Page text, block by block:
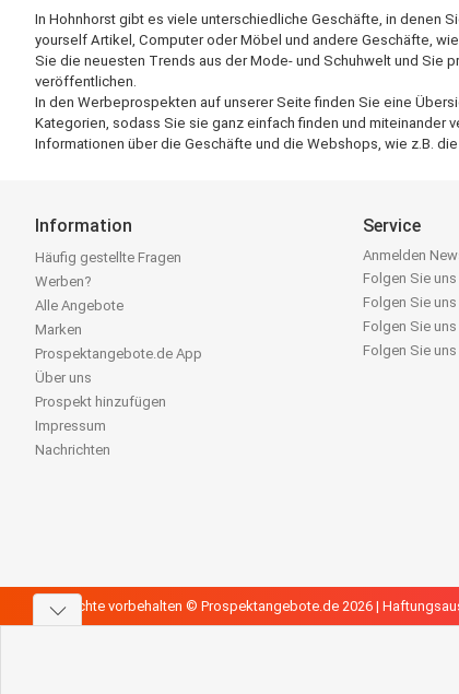
In Hohnhorst gibt es viele unterschiedliche Geschäfte, in denen
yourself Artikel, Computer oder Möbel und andere Geschäfte,
Sie die neuesten Trends aus der Mode- und Schuhwelt und Sie
veröffentlichen.
In den Werbeprospekten auf unserer Seite finden Sie eine
Kategorien, sodass Sie sie ganz einfach finden und miteinander
Informationen über die Geschäfte und die Webshops, wie z.B.
Information
Häufig gestellte Fragen
Werben?
Alle Angebote
Marken
Prospektangebote.de App
Über uns
Prospekt hinzufügen
Impressum
Nachrichten
Service
Anmelden
Folgen Sie
Folgen Sie
Folgen Sie
Folgen Sie
Alle Rechte vorbehalten © Prospektangebote.de 2026 |